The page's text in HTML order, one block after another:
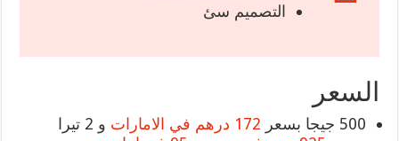
التصميم سئ
السعر
500 جيجا بسعر 172 درهم في الامارات
و 2 تيرا